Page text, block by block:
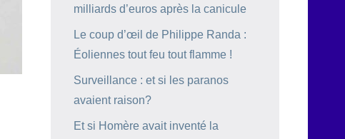
milliards d’euros après la canicule
Le coup d’œil de Philippe Randa :
Éoliennes tout feu tout flamme !
Surveillance : et si les paranos
avaient raison?
Et si Homère avait inventé la